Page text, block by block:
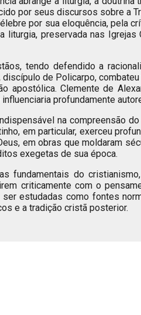
por seus discursos sobre a
por sua eloquência, pela
preservada nas
tendo defendido a
de Policarpo,
apostólica. Clemente de
profundamente
na compreensão
em particular, exerceu
em obras que moldaram
exegetas de sua época.
fundamentais do
criticamente com o
estudadas como fontes
e a tradição cristã posterior.